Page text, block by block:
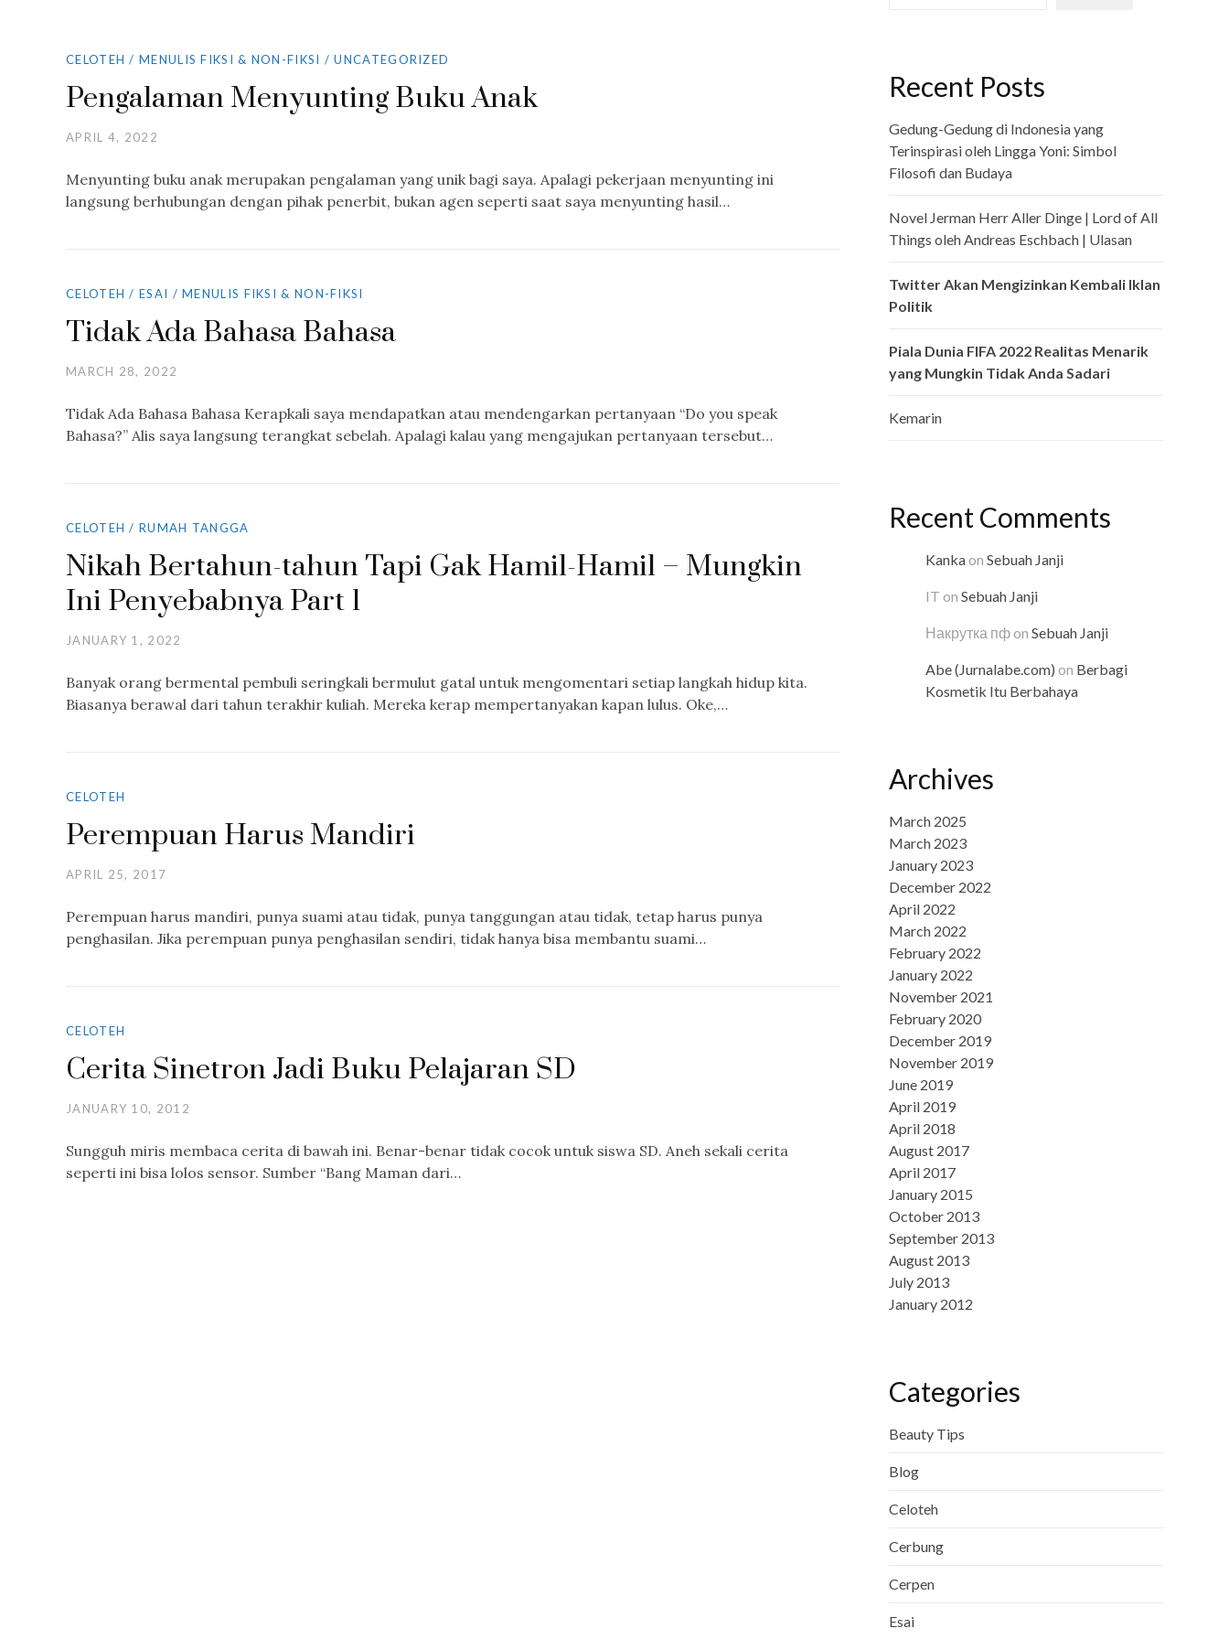
CELOTEH /MENULIS FIKSI & NON-FIKSI /UNCATEGORIZED
Pengalaman Menyunting Buku Anak
APRIL 4, 2022
Menyunting buku anak merupakan pengalaman yang unik bagi saya. Apalagi pekerjaan menyunting ini
langsung berhubungan dengan pihak penerbit, bukan agen seperti saat saya menyunting hasil…
CELOTEH /ESAI /MENULIS FIKSI & NON-FIKSI
Tidak Ada Bahasa Bahasa
MARCH 28, 2022
Tidak Ada Bahasa Bahasa Kerapkali saya mendapatkan atau mendengarkan pertanyaan “Do you speak
Bahasa?” Alis saya langsung terangkat sebelah. Apalagi kalau yang mengajukan pertanyaan tersebut…
CELOTEH /RUMAH TANGGA
Nikah Bertahun-tahun Tapi Gak Hamil-Hamil – Mungkin
Ini Penyebabnya Part 1
JANUARY 1, 2022
Banyak orang bermental pembuli seringkali bermulut gatal untuk mengomentari setiap langkah hidup kita.
Biasanya berawal dari tahun terakhir kuliah. Mereka kerap mempertanyakan kapan lulus. Oke,…
CELOTEH
Perempuan Harus Mandiri
APRIL 25, 2017
Perempuan harus mandiri, punya suami atau tidak, punya tanggungan atau tidak, tetap harus punya
penghasilan. Jika perempuan punya penghasilan sendiri, tidak hanya bisa membantu suami…
CELOTEH
Cerita Sinetron Jadi Buku Pelajaran SD
JANUARY 10, 2012
Sungguh miris membaca cerita di bawah ini. Benar-benar tidak cocok untuk siswa SD. Aneh sekali cerita
seperti ini bisa lolos sensor. Sumber “Bang Maman dari…
Recent Posts
Gedung-Gedung di Indonesia yang
Terinspirasi oleh Lingga Yoni: Simbol
Filosofi dan Budaya
Novel Jerman Herr Aller Dinge | Lord of All
Things oleh Andreas Eschbach | Ulasan
Twitter Akan Mengizinkan Kembali Iklan
Politik
Piala Dunia FIFA 2022 Realitas Menarik
yang Mungkin Tidak Anda Sadari
Kemarin
Recent Comments
Kankaon Sebuah Janji
IT on Sebuah Janji
Накрутка пфon Sebuah Janji
Abe (Jurnalabe.com) on Berbagi
Kosmetik Itu Berbahaya
Archives
March 2025
March 2023
January 2023
December 2022
April 2022
March 2022
February 2022
January 2022
November 2021
February 2020
December 2019
November 2019
June 2019
April 2019
April 2018
August 2017
April 2017
January 2015
October 2013
September 2013
August 2013
July 2013
January 2012
Categories
Beauty Tips
Blog
Celoteh
Cerbung
Cerpen
Esai